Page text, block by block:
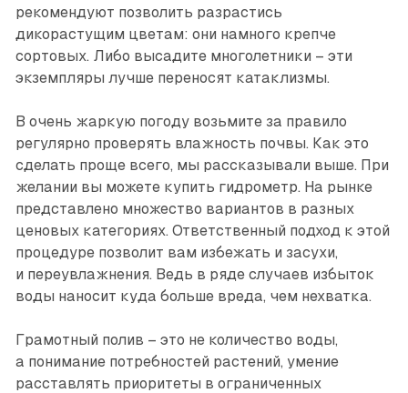
рекомендуют позволить разрастись
дикорастущим цветам: они намного крепче
сортовых. Либо высадите многолетники – эти
экземпляры лучше переносят катаклизмы.
В очень жаркую погоду возьмите за правило
регулярно проверять влажность почвы. Как это
сделать проще всего, мы рассказывали выше. При
желании вы можете купить гидрометр. На рынке
представлено множество вариантов в разных
ценовых категориях. Ответственный подход к этой
процедуре позволит вам избежать и засухи,
и переувлажнения. Ведь в ряде случаев избыток
воды наносит куда больше вреда, чем нехватка.
Грамотный полив – это не количество воды,
а понимание потребностей растений, умение
расставлять приоритеты в ограниченных